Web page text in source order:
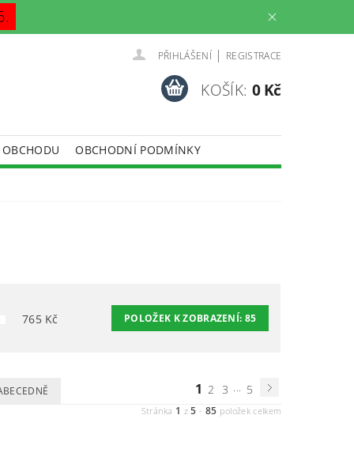
PŘIHLÁŠENÍ | REGISTRACE
KOŠÍK: 0 Kč
OBCHODNÍ PODMÍNKY
765Kč POLOŽEK K ZOBRAZENÍ: 85
1 2 3 5
Stránka 1 z5 - 85 položek celkem